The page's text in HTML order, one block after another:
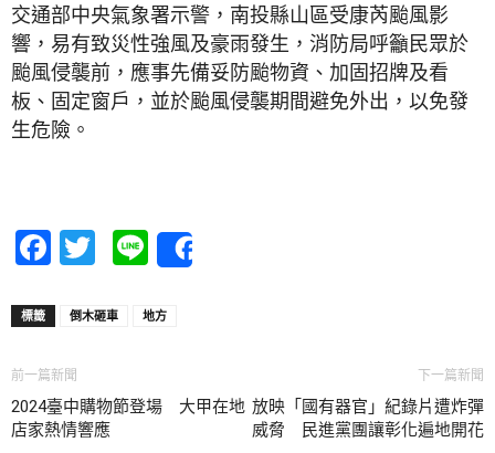
交通部中央氣象署示警，南投縣山區受康芮颱風影
響，易有致災性強風及豪雨發生，消防局呼籲民眾於
颱風侵襲前，應事先備妥防颱物資、加固招牌及看
板、固定窗戶，並於颱風侵襲期間避免外出，以免發
生危險。
Facebook
Twitter
Line
標籤 倒木砸車 地方
前一篇新聞
2024臺中購物節登場 大甲在地
店家熱情響應
下一篇新聞
放映「國有器官」紀錄片遭炸彈
威脅 民進黨團讓彰化遍地開花